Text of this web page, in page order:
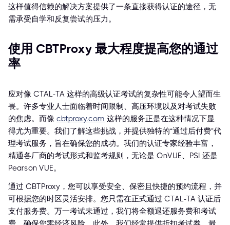
这样值得信赖的解决方案提供了一条直接获得认证的途径，无
需承受自学和反复尝试的压力。
使用 CBTProxy 最大程度提高您的通过
率
应对像 CTAL-TA 这样的高级认证考试的复杂性可能令人望而生
畏。许多专业人士面临着时间限制、高压环境以及对考试失败
的焦虑。而像 cbtproxy.com 这样的服务正是在这种情况下显
得尤为重要。我们了解这些挑战，并提供独特的“通过后付费”代
理考试服务，旨在确保您的成功。我们的认证专家经验丰富，
精通各厂商的考试形式和监考规则，无论是 OnVUE、PSI 还是
Pearson VUE。
通过 CBTProxy，您可以享受安全、保密且快捷的预约流程，并
可根据您的时区灵活安排。您只需在正式通过 CTAL-TA 认证后
支付服务费。万一考试未通过，我们将全额退还服务费和考试